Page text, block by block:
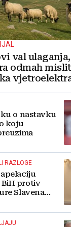
val
odmah
o nastavku
koju
RAZLOGE
protiv
Slavena